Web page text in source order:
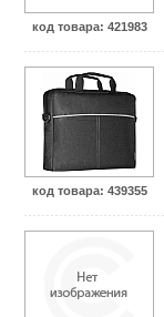
код товара: 421983
код товара: 439355